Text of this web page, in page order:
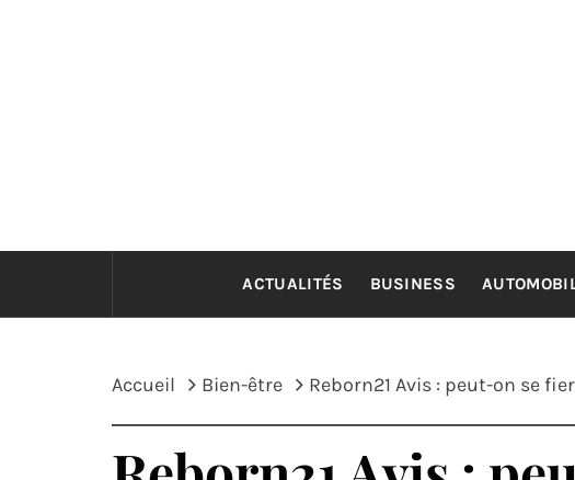
ACTUALITÉS BUSINESS
Accueil Bien-être Reborn21 Avis : peut-on se